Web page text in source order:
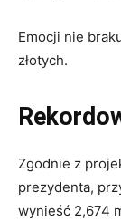
Emocji nie
złotych.
Zgodnie z
prezydenta,
wynieść 2,674